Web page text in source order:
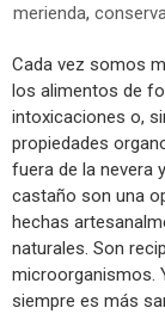
merienda,
Cada vez somos
los alimentos de
intoxicaciones o,
propiedades
fuera de la nevera
castaño son una
hechas
naturales. Son
microorganismos.
siempre es más